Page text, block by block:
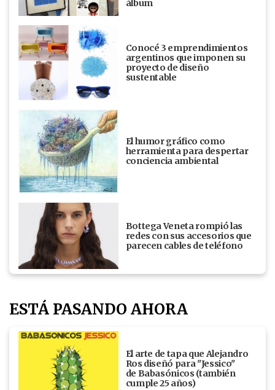
álbum
Conocé 3 emprendimientos
argentinos que imponen su
proyecto de diseño
sustentable
El humor gráfico como
herramienta para despertar
conciencia ambiental
Bottega Veneta rompió las
redes con sus accesorios que
parecen cables de teléfono
ESTÁ PASANDO AHORA
El arte de tapa que Alejandro
Ros diseñó para "Jessico"
de Babasónicos (también
cumple 25 años)